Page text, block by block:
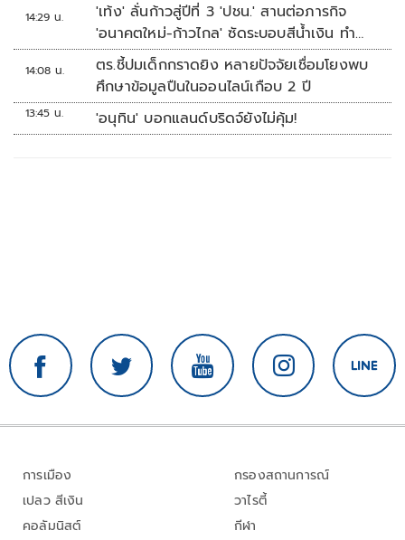
14:29 น.
'เท้ง' ลั่นก้าวสู่ปีที่ 3 'ปชน.' สานต่อภารกิจ
'อนาคตใหม่-ก้าวไกล' ซัดระบอบสีน้ำเงิน ทำ
หลักนิติรัฐ-นิติธรรมสั่นคลอน
14:08 น.
ตร.ชี้ปมเด็กกราดยิง หลายปัจจัยเชื่อมโยงพบ
ศึกษาข้อมูลปืนในออนไลน์เกือบ 2 ปี
13:45 น. 'อนุทิน' บอกแลนด์บริดจ์ยังไม่คุ้ม!
การเมือง
เปลว สีเงิน
คอลัมนิสต์
กรองสถานการณ์
วาไรตี้
กีฬา